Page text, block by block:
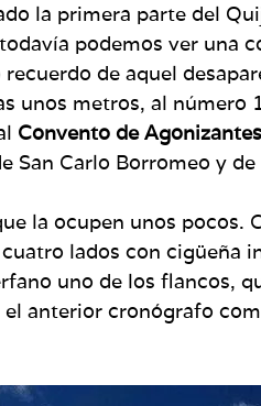
la primera parte del
podemos ver una
de aquel
unos metros, al número
Convento de Agonizantes
Carlo Borromeo y
la ocupen unos pocos.
lados con cigüeña
uno de los flancos,
el anterior cronógrafo